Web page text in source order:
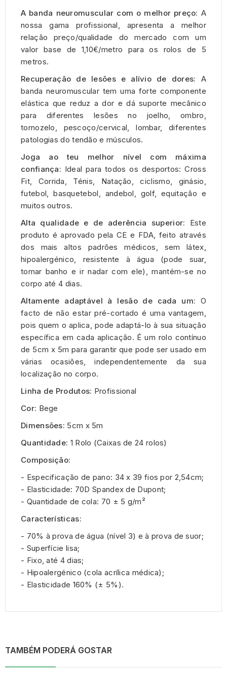
A banda neuromuscular com o melhor preço: A
nossa gama profissional, apresenta a melhor
relação preço/qualidade do mercado com um
valor base de 1,10€/metro para os rolos de 5
metros.
Recuperação de lesões e alívio de dores: A
banda neuromuscular tem uma forte componente
elástica que reduz a dor e dá suporte mecânico
para diferentes lesões no joelho, ombro,
tornozelo, pescoço/cervical, lombar, diferentes
patologias do tendão e músculos.
Joga ao teu melhor nível com máxima
confiança: Ideal para todos os desportos: Cross
Fit, Corrida, Ténis, Natação, ciclismo, ginásio,
futebol, basquetebol, andebol, golf, equitação e
muitos outros.
Alta qualidade e de aderência superior: Este
produto é aprovado pela CE e FDA, feito através
dos mais altos padrões médicos, sem látex,
hipoalergénico, resistente à água (pode suar,
tomar banho e ir nadar com ele), mantém-se no
corpo até 4 dias.
Altamente adaptável à lesão de cada um: O
facto de não estar pré-cortado é uma vantagem,
pois quem o aplica, pode adaptá-lo à sua situação
específica em cada aplicação. É um rolo contínuo
de 5cm x 5m para garantir que pode ser usado em
várias ocasiões, independentemente da sua
localização no corpo.
Linha de Produtos: Profissional
Cor: Bege
Dimensões: 5cm x 5m
Quantidade: 1 Rolo (Caixas de 24 rolos)
Composição:
- Especificação de pano: 34 x 39 fios por 2,54cm;
- Elasticidade: 70D Spandex de Dupont;
- Quantidade de cola: 70 ± 5 g/m²
Características:
- 70% à prova de água (nível 3) e à prova de suor;
- Superfície lisa;
- Fixo, até 4 dias;
- Hipoalergénico (cola acrílica médica);
- Elasticidade 160% (± 5%).
TAMBÉM PODERÁ GOSTAR